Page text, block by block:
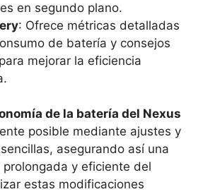
en segundo plano.
: Ofrece métricas detalladas
de batería y consejos
mejorar la eficiencia
de la batería del Nexus
posible mediante ajustes y
asegurando así una
prolongada y eficiente del
estas modificaciones